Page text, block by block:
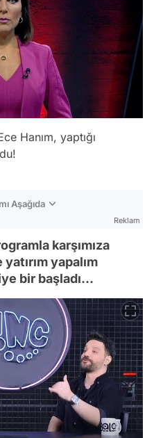
Hanım, yaptığı
Aşağıda
Reklam
karşımıza
yapalım
bir başladı...